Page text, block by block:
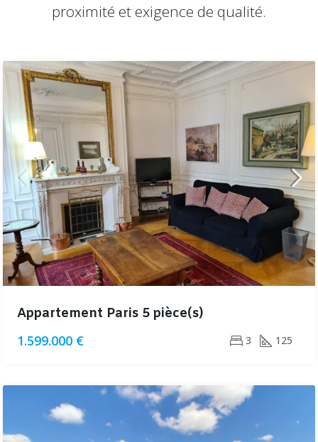
proximité et exigence de qualité.
Appartement Paris 5 pièce(s)
1.599.000 €
3 125